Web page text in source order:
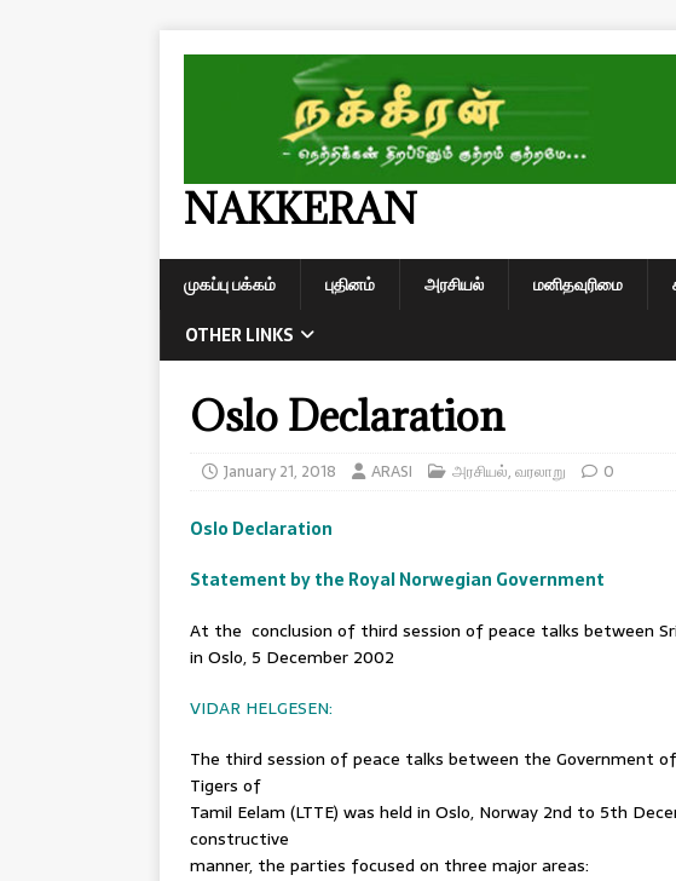
NAKKERAN
முகப்பு பக்கம் புதினம் அரசியல் மனிதவுரிமை
OTHER LINKS
Oslo Declaration
January 21, 2018 ARASI அரசியல்,வரலாறு 0
Oslo Declaration
Statement by the Royal Norwegian Government
At the conclusion of third session of peace talks between
in Oslo, 5 December 2002
VIDAR HELGESEN:
The third session of peace talks between the Government
Tigers of
Tamil Eelam (LTTE) was held in Oslo, Norway 2nd to 5th
constructive
manner, the parties focused on three major areas: